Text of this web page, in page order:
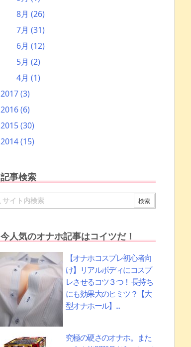
8月 (26)
7月 (31)
6月 (12)
5月 (2)
4月 (1)
2017(3)
2016(6)
2015(30)
2014(15)
記事検索
今人気のオナホ記事はコイツだ！
【オナホコスプレ初心者向
け】リアルボディにコスプ
レさせるコツ３つ！ 長持ち
にも効果大のヒミツ？【大
型オナホール】...
究極の硬さのオナホ。また